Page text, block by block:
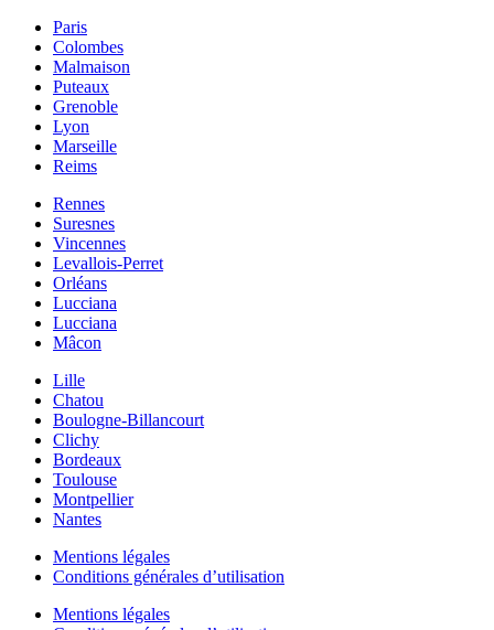
Paris
Colombes
Malmaison
Puteaux
Grenoble
Lyon
Marseille
Reims
Rennes
Suresnes
Vincennes
Levallois-Perret
Orléans
Lucciana
Lucciana
Mâcon
Lille
Chatou
Boulogne-Billancourt
Clichy
Bordeaux
Toulouse
Montpellier
Nantes
Mentions légales
Conditions générales d’utilisation
Mentions légales